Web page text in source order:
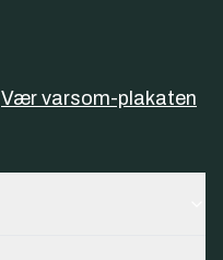
Vær varsom-plakaten